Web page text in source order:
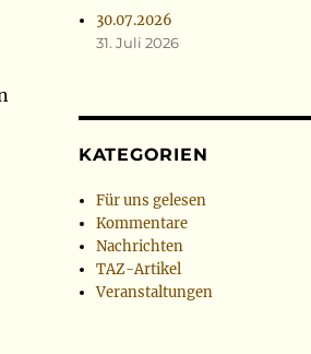
30.07.2026
31. Juli 2026
KATEGORIEN
Für uns gelesen
Kommentare
Nachrichten
TAZ-Artikel
Veranstaltungen